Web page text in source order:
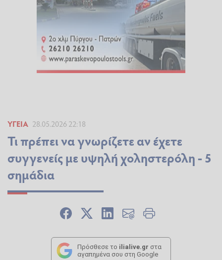
ΥΓΕΊΑ 28.05.2026 22:18
Τι πρέπει να γνωρίζετε αν έχετε
συγγενείς με υψηλή χοληστερόλη - 5
σημάδια
Πρόσθεσε το ilialive.gr στα
αγαπημένα σου στη Google